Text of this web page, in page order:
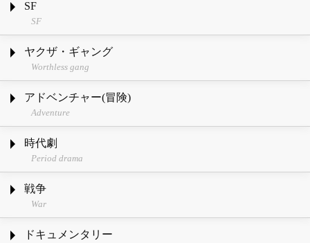
SF
SF
ヤクザ・ギャング
Worthless gang
アドベンチャー(冒険)
Adventure
時代劇
Period drama
戦争
War
ドキュメンタリー